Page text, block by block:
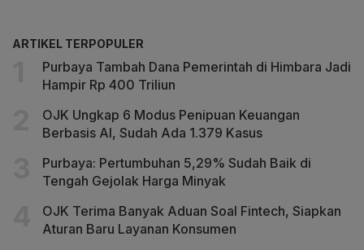
ARTIKEL TERPOPULER
Purbaya Tambah Dana Pemerintah di Himbara Jadi
Hampir Rp 400 Triliun
OJK Ungkap 6 Modus Penipuan Keuangan
Berbasis AI, Sudah Ada 1.379 Kasus
Purbaya: Pertumbuhan 5,29% Sudah Baik di
Tengah Gejolak Harga Minyak
OJK Terima Banyak Aduan Soal Fintech, Siapkan
Aturan Baru Layanan Konsumen